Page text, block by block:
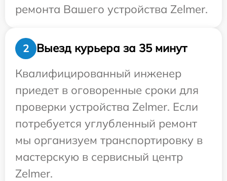
ремонта Вашего устройства Zelmer.
2
Выезд курьера за 35 минут
Квалифицированный инженер
приедет в оговоренные сроки для
проверки устройства Zelmer. Если
потребуется углубленный ремонт
мы организуем транспортировку в
мастерскую в сервисный центр
Zelmer.